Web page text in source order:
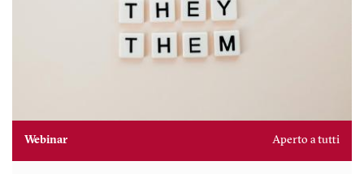
Webinar Aperto a tutti